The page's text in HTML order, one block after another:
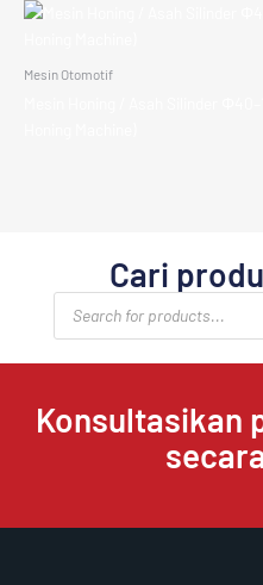
Mesin Otomotif
Cari
Products
search
Konsultasikan